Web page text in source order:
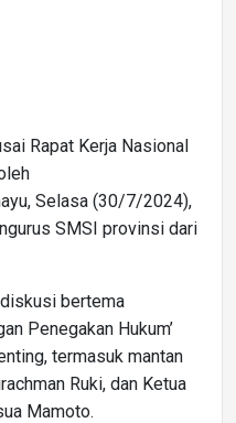
Rapat Kerja Nasional
Selasa (30/7/2024),
SMSI provinsi dari
bertema
Penegakan Hukum’
termasuk mantan
Ruki, dan Ketua
Mamoto.